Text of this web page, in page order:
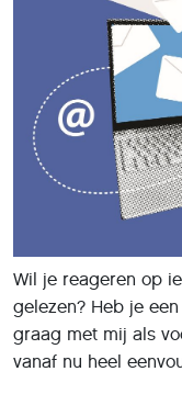
Wil je reageren op
gelezen? Heb je
graag met mij als
vanaf nu heel